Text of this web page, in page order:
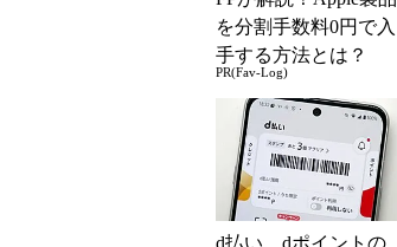
を分割手数料0円で入
手する方法とは？
PR(Fav-Log)
d払い、dポイントの